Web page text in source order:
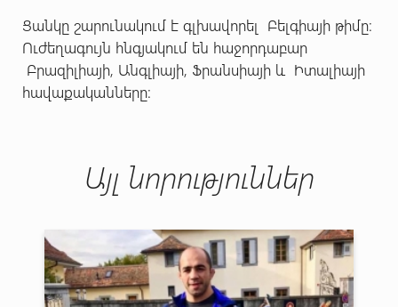
Ցանկը շարունակում է գլխավորել Բելգիայի թիմը։
Ուժեղագույն հնգյակում են հաջորդաբար
Բրազիլիայի, Անգլիայի, Ֆրանսիայի և Իտալիայի
հավաքականները։
Այլ նորություններ